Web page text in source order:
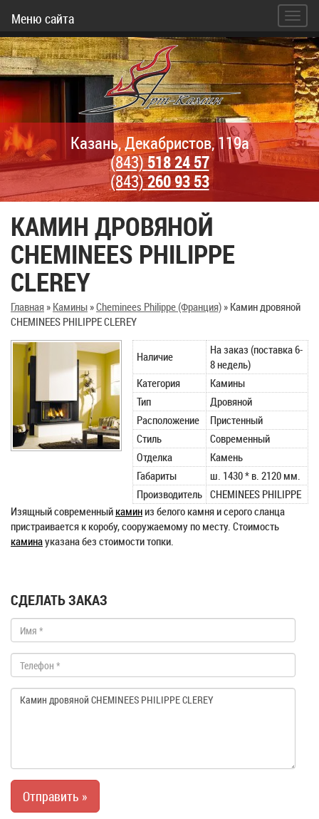
Меню сайта
Казань, Декабристов, 119а
(843)518 24 57
(843)260 93 53
КАМИН ДРОВЯНОЙ
CHEMINEES PHILIPPE
CLEREY
Главная» Камины»Cheminees Philippe (Франция)» Камин дровяной
CHEMINEES PHILIPPE CLEREY
Наличие
На заказ (поставка 6-
8 недель)
Категория
Камины
Тип
Дровяной
Расположение
Пристенный
Стиль
Современный
Отделка
Камень
Габариты
ш. 1430 * в. 2120 мм.
Производитель CHEMINEES PHILIPPE
Изящный современный каминиз белого камня и серого сланца
пристраивается к коробу, сооружаемому по месту. Стоимость
каминауказана без стоимости топки.
СДЕЛАТЬ ЗАКАЗ